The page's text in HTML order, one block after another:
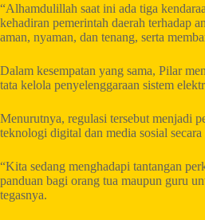
“Alhamdulillah saat ini ada tiga
kehadiran pemerintah daerah terhadap
aman, nyaman, dan tenang, serta
Dalam kesempatan yang sama, Pilar
tata kelola penyelenggaraan sistem
Menurutnya, regulasi tersebut menjadi
teknologi digital dan media sosial
“Kita sedang menghadapi tantangan
panduan bagi orang tua maupun guru
tegasnya.